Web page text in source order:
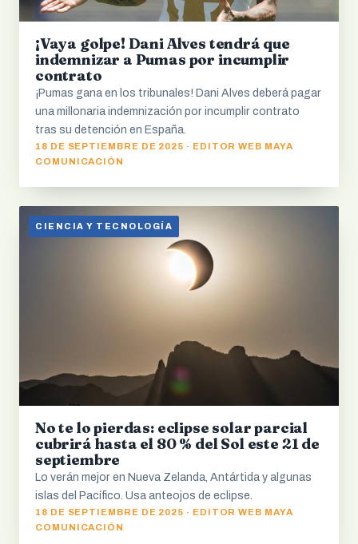
¡Vaya golpe! Dani Alves tendrá que
indemnizar a Pumas por incumplir
contrato
¡Pumas gana en los tribunales! Dani Alves deberá pagar
una millonaria indemnización por incumplir contrato
tras su detención en España.
18 DE SEPTIEMBRE DE 2025 · EDITOR WEB MAYA
COMUNICACIÓN
CIENCIA Y TECNOLOGÍA
No te lo pierdas: eclipse solar parcial
cubrirá hasta el 80 % del Sol este 21 de
septiembre
Lo verán mejor en Nueva Zelanda, Antártida y algunas
islas del Pacífico. Usa anteojos de eclipse.
18 DE SEPTIEMBRE DE 2025 · EDITOR WEB MAYA
COMUNICACIÓN